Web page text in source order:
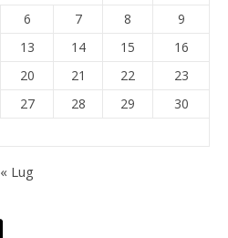
6 7 8
9
13 14 15
16
20 21 22
23
27 28 29
30
« Lug